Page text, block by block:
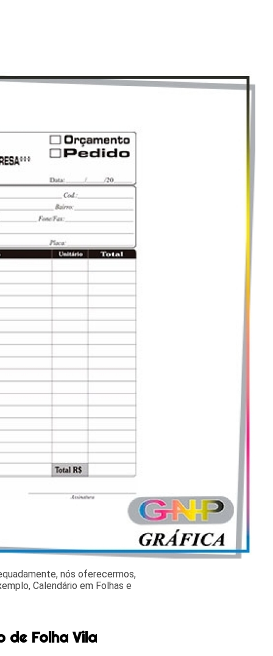
nós oferecermos,
Calendário em Folhas e
de Folha Vila